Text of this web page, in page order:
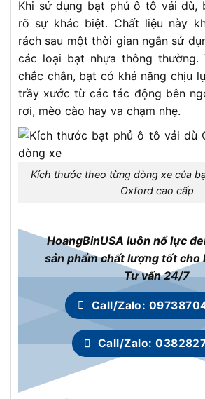
Khi sử dụng bạt phủ ô tô vải dù,
rõ sự khác biệt. Chất liệu này
rách sau một thời gian ngắn sử
các loại bạt nhựa thông thường.
chắc chắn, bạt có khả năng chịu
trầy xước từ các tác động bên
rơi, mèo cào hay va chạm nhẹ.
Kích thước theo từng dòng xe của
Oxford cao cấp
HoangBinUSA luôn nổ lực
sản phẩm chất lượng tốt cho
Tư vấn 24/7
Call/Zalo:
Call/Zalo: